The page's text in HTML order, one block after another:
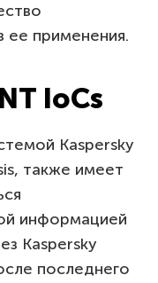
ее применения.
IoCs
Kaspersky
также имеет
информацией
Kaspersky
последнего